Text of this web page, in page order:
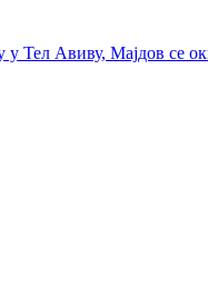
у Тел Авиву, Мајдов се